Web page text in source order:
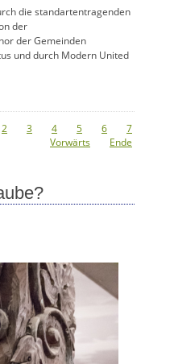
die standartentragenden
der
der Gemeinden
und durch Modern United
2 3 4 5 6
7
Vorwärts
Ende